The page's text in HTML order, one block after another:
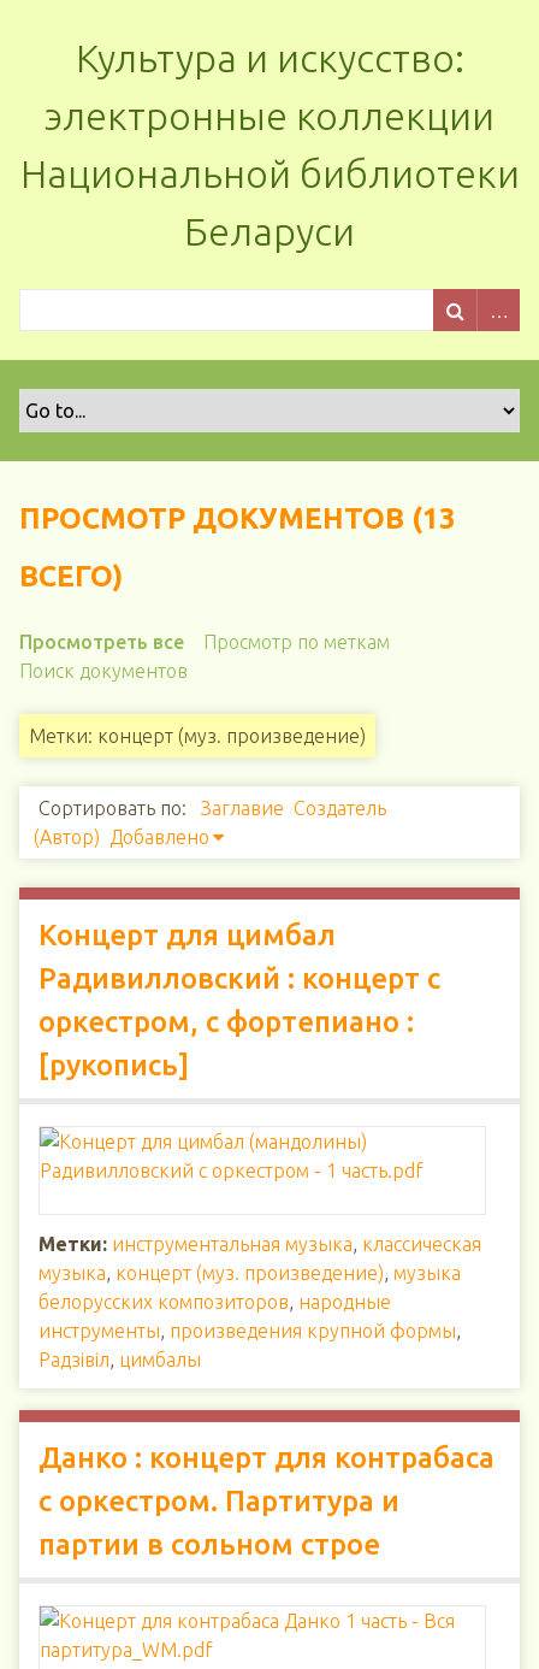
Культура и искусство:
электронные коллекции
Национальной библиотеки
Беларуси
ПРОСМОТР ДОКУМЕНТОВ (13
ВСЕГО)
Просмотреть все
Просмотр по меткам
Поиск документов
Метки: концерт (муз. произведение)
Сортировать по: Заглавие Создатель
(Автор)
Добавлено
Концерт для цимбал
Радивилловский : концерт с
оркестром, с фортепиано :
[рукопись]
Метки: инструментальная музыка, классическая
музыка, концерт (муз. произведение), музыка
белорусских композиторов, народные
инструменты, произведения крупной формы,
Радзiвiл, цимбалы
Данко : концерт для контрабаса
с оркестром. Партитура и
партии в сольном строе